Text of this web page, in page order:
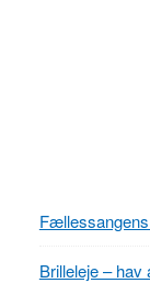
Brilleleje – hav